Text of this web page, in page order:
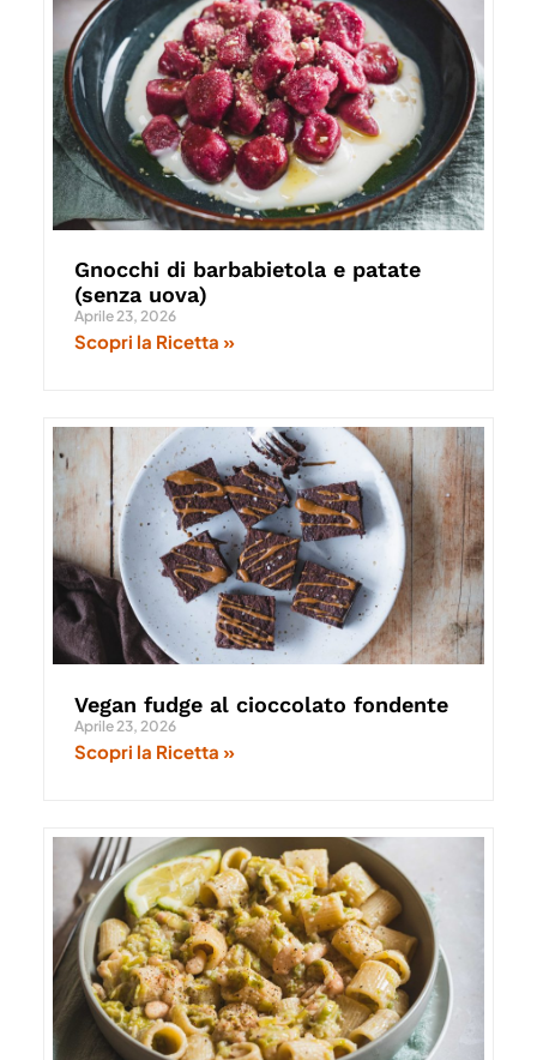
Gnocchi di barbabietola e patate
(senza uova)
Aprile 23, 2026
Scopri la Ricetta »
Vegan fudge al cioccolato fondente
Aprile 23, 2026
Scopri la Ricetta »